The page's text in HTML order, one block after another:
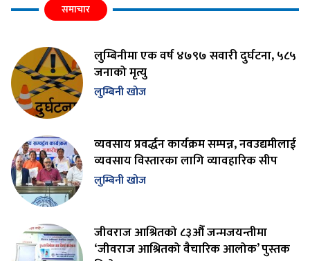
समाचार
लुम्बिनीमा एक वर्ष ४७९७ सवारी दुर्घटना, ५८५
जनाको मृत्यु
लुम्बिनी खोज
व्यवसाय प्रवर्द्धन कार्यक्रम सम्पन्न, नवउद्यमीलाई
व्यवसाय विस्तारका लागि व्यावहारिक सीप
लुम्बिनी खोज
जीवराज आश्रितको ८३औँ जन्मजयन्तीमा
‘जीवराज आश्रितको वैचारिक आलोक’ पुस्तक